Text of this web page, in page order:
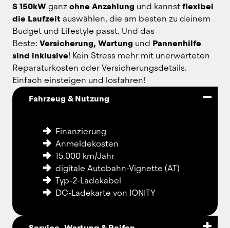
S 150kW ganz ohne Anzahlung und kannst flexibel
die Laufzeit auswählen, die am besten zu deinem
Budget und Lifestyle passt. Und das
Beste: Versicherung, Wartung und Pannenhilfe
sind inklusive! Kein Stress mehr mit unerwarteten
Reparaturkosten oder Versicherungsdetails.
Einfach einsteigen und losfahren!
Fahrzeug & Nutzung
Finanzierung
Anmeldekosten
15.000 km/Jahr
digitale Autobahn-Vignette (AT)
Typ-2-Ladekabel
DC-Ladekarte von IONITY